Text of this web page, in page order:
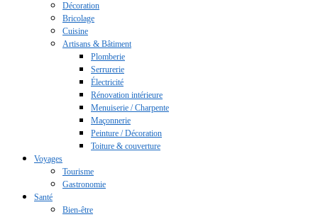
Décoration
Bricolage
Cuisine
Artisans & Bâtiment
Plomberie
Serrurerie
Électricité
Rénovation intérieure
Menuiserie / Charpente
Maçonnerie
Peinture / Décoration
Toiture & couverture
Voyages
Tourisme
Gastronomie
Santé
Bien-être